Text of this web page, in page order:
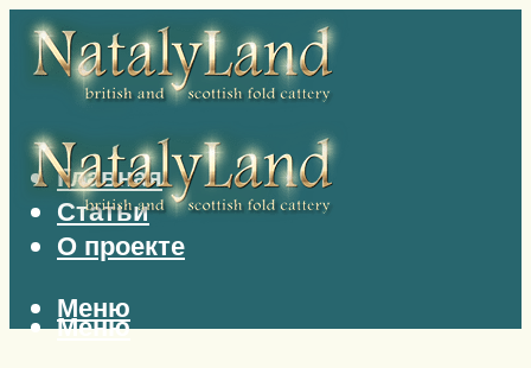
Главная
Статьи
О проекте
Меню
Меню